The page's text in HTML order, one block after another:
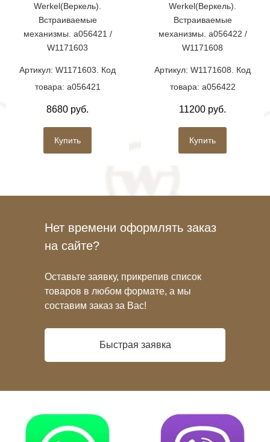
Werkel(Веркель).
Встраиваемые
механизмы. a056421 /
W1171603
Артикул: W1171603. Код
товара: a056421
8680 руб.
Купить
Werkel(Веркель).
Встраиваемые
механизмы. a056422 /
W1171608
Артикул: W1171608. Код
товара: a056422
11200 руб.
Купить
Нет времени оформлять заказ
на сайте?
Оставьте заявку, прикрепив список
товаров в любом формате, а мы
составим заказ за Вас!
Быстрая заявка